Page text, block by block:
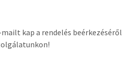
kap a rendelés